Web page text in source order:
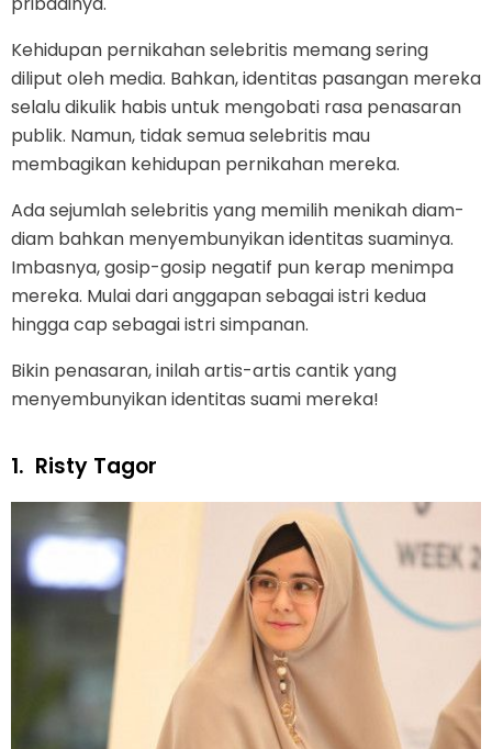
Kehidupan pernikahan selebritis memang sering
diliput oleh media. Bahkan, identitas pasangan mereka
selalu dikulik habis untuk mengobati rasa penasaran
publik. Namun, tidak semua selebritis mau
membagikan kehidupan pernikahan mereka.
Ada sejumlah selebritis yang memilih menikah diam-
diam bahkan menyembunyikan identitas suaminya.
Imbasnya, gosip-gosip negatif pun kerap menimpa
mereka. Mulai dari anggapan sebagai istri kedua
hingga cap sebagai istri simpanan.
Bikin penasaran, inilah artis-artis cantik yang
menyembunyikan identitas suami mereka!
1. Risty Tagor